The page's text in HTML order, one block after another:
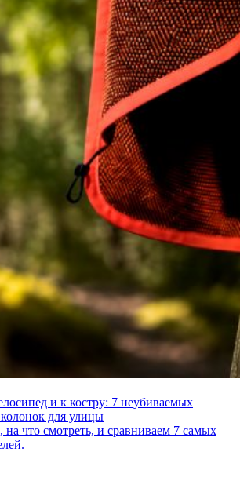
и к костру: 7 неубиваемых
для улицы
на что смотреть, и сравниваем 7 самых